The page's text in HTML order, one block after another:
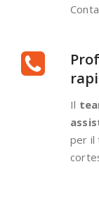
Il
per il